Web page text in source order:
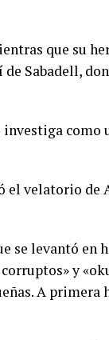
que su
Sabadell,
investiga como
el velatorio de
se levantó en
y
A primera